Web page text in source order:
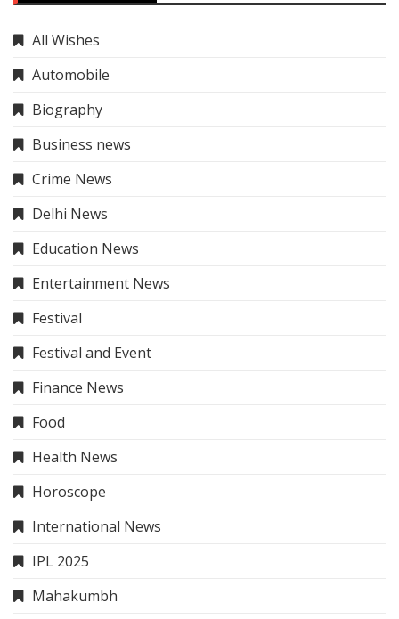
All Wishes
Automobile
Biography
Business news
Crime News
Delhi News
Education News
Entertainment News
Festival
Festival and Event
Finance News
Food
Health News
Horoscope
International News
IPL 2025
Mahakumbh